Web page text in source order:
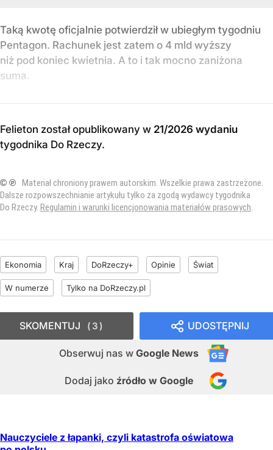
Taką kwotę oficjalnie potwierdził w ubiegłym tygodniu
Pentagon. Rachunek jest zatem o 4 mld wyższy
niż pod koniec kwietnia. A to i tak mocno zaniżona
suma.
Felieton został opublikowany w 21/2026 wydaniu
tygodnika Do Rzeczy.
© ℗ Materiał chroniony prawem autorskim. Wszelkie prawa zastrzeżone.
Dalsze rozpowszechnianie artykułu tylko za zgodą wydawcy tygodnika
Do Rzeczy. Regulamin i warunki licencjonowania materiałów prasowych
Ekonomia Kraj DoRzeczy+ Opinie Świat
W numerze Tylko na DoRzeczy.pl
UDOSTĘPNIJ
Obserwuj nas w Google News
Dodaj jako źródło w Google
SKOMENTUJ 3
Nauczyciele z łapanki, czyli katastrofa oświatowa